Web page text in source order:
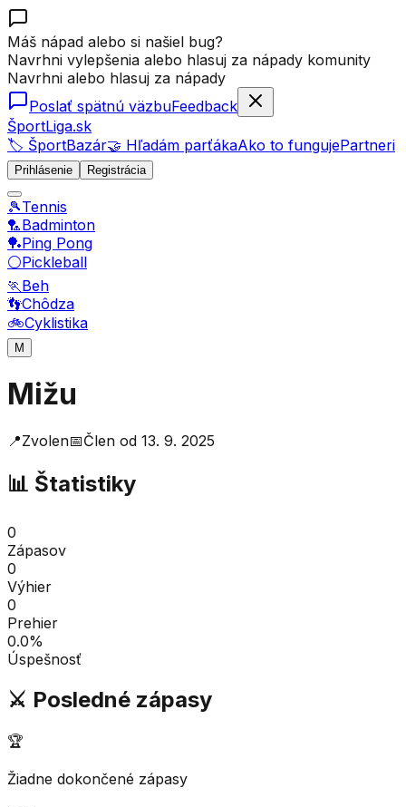
Máš nápad alebo si našiel bug?
Navrhni vylepšenia alebo hlasuj za nápady komunity
Navrhni alebo hlasuj za nápady
Poslať spätnú väzbuFeedback
ŠportLiga.sk
🏷️ ŠportBazár🤝 Hľadám parťákaAko to fungujePartneri
Prihlásenie Registrácia
🎾Tennis
🏸Badminton
🏓Ping Pong
⚪Pickleball
🏃Beh
👣Chôdza
🚲Cyklistika
M
Mižu
📍Zvolen📅Člen od 13. 9. 2025
📊 Štatistiky
0
Zápasov
0
Výhier
0
Prehier
0.0%
Úspešnosť
⚔️ Posledné zápasy
🏆
Žiadne dokončené zápasy